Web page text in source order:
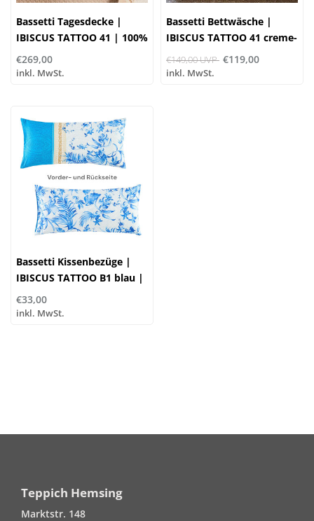
Bassetti Tagesdecke |
IBISCUS TATTOO 41 | 100%
Baumwolle
€269,00
inkl. MwSt.
Bassetti Bettwäsche |
IBISCUS TATTOO 41 creme-
apricot | 100% Baumwolle
€149,00 UVP €119,00
inkl. MwSt.
Bassetti Kissenbezüge |
IBISCUS TATTOO B1 blau |
100% Baumwolle
€33,00
inkl. MwSt.
Teppich Hemsing
Marktstr. 148